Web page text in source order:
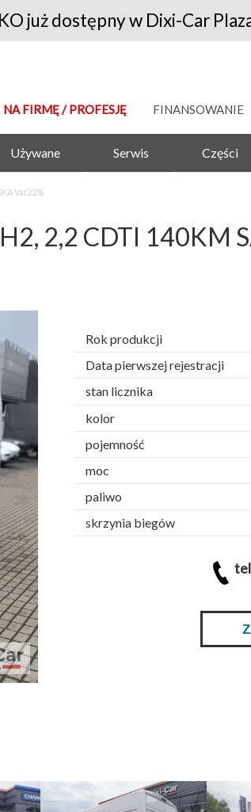
już dostępny w Dixi-Car
NA FIRMĘ / PROFESJĘ FINANSOWANIE
Używane Serwis Części
Vat23%
2,2 CDTI 140KM
Rok produkcji
Data pierwszej rejestracji
stan licznika
kolor
pojemność
moc
paliwo
skrzynia biegów